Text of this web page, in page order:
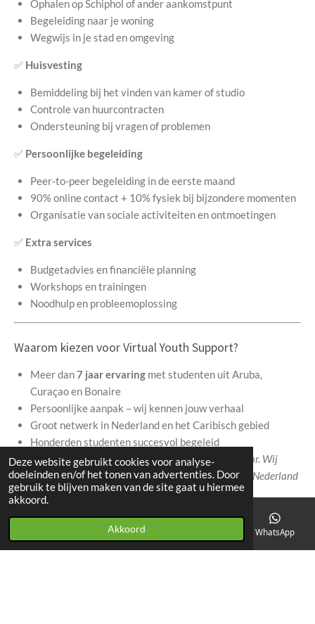
Deze website gebruikt cookies voor analyse-
doeleinden en/of het tonen van advertenties. Door
gebruik te blijven maken van de site gaat u hiermee
akkoord.
Akkoord
Ophalen op Schiphol of ander aankomstpunt
Begeleiding naar je woning
Wegwijs in je stad en omgeving
✅ Huisvesting
Bemiddeling bij het vinden van kamer of studio
Controle van huurcontracten
Ondersteuning bij vragen of problemen
✅ Persoonlijke begeleiding
Peer-to-peer begeleiding in de eerste maand
90% online contact + 10% fysiek bij bijzondere momenten
Organisatie van sociale activiteiten en ontmoetingen
✅ Extra services
Budgetadvies en financiële planning
Workshops en trainingen
Noodhulp en probleemoplossing
Waarom kiezen voor Virtual Youth Support?
Meer dan7 jaar ervaringmet studenten uit Aruba,
Curaçao en Bonaire
Persoonlijke aanpak – wij kennen jouw verhaal
Groot netwerk in Nederland en het Caribisch gebied
Honderden studenten succesvol begeleid
Met Virtual Youth Support sta je er nooit alleen voor. Wij
zorgen dat jij met vertrouwen en succes je studie in Nederland
start én afrond.
Plan vandaag nog een intakegesprek
en ontdek hoe wij jou
kunnen helpen.
Telefoonnummer WhatsApp